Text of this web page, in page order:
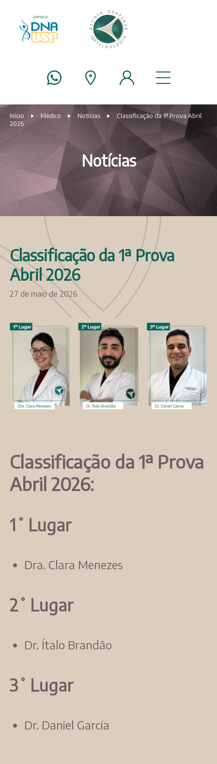
Início Médico Notícias
Classificação da 1ª Prova Abril
2026
Notícias
Classificação da 1ª Prova
Abril 2026
27 de maio de 2026
Classificação da 1ª Prova
Abril 2026:
1˚ Lugar
Dra. Clara Menezes
2˚ Lugar
Dr. Ítalo Brandão
3˚ Lugar
Dr. Daniel Garcia